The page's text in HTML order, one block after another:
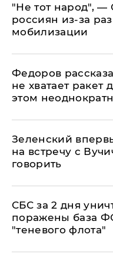
​"Не тот народ", —
россиян из-за
мобилизации
Федоров
не хватает
этом
Зеленский
на встречу с
говорить
СБС за 2 дня
поражены база
"теневого флота"